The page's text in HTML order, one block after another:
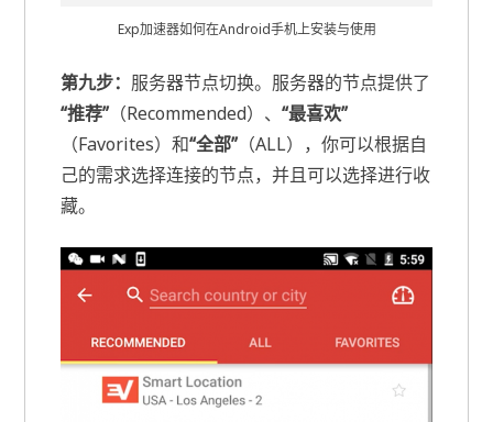
Exp加速器如何在Android手机上安装与使用
第九步： 服务器节点切换。服务器的节点提供了
“推荐” （Recommended）、“最喜欢”
（Favorites）和“全部” （ALL），你可以根据自
己的需求选择连接的节点，并且可以选择进行收
藏。